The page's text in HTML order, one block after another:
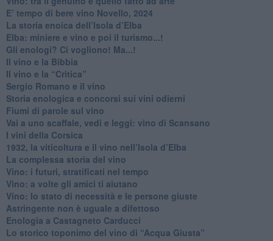
E’ tempo di bere vino Novello, 2024
La storia enoica dell’Isola d’Elba
Elba: miniere e vino e poi il turismo...!
​Gli enologi? Ci vogliono! Ma...!
​Il vino e la Bibbia
​Il vino e la “Critica”
Sergio Romano e il vino
​Storia enologica e concorsi sui vini odierni
Fiumi di parole sul vino
​Vai a uno scaffale, vedi e leggi: vino di Scansano
​I vini della Corsica
​1932, la viticoltura e il vino nell’Isola d’Elba
​La complessa storia del vino
​Vino: i futuri, stratificati nel tempo
Vino: a volte gli amici ti aiutano
Vino: lo stato di necessità e le persone giuste
​Astringente non è uguale a difettoso
Enologia a Castagneto Carducci
Lo storico toponimo del vino di “Acqua Giusta”